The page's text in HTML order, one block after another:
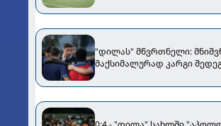
"დილას" მწვრთნელი:
მაქსიმალურად კარგი